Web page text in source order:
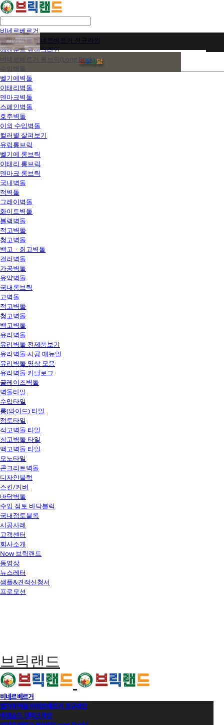
비네르베르거
벨기에벽돌 비네르베르거 정규라인
에겐순드 덴마크라인
비네르베르거 롱브릭(Long Brick)
수입벽돌
벨기에벽돌
이태리벽돌
덴마크벽돌
스페인벽돌
호주벽돌
이외 수입벽돌
컬러별 살펴보기
유럽롱브릭
벨기에 롱브릭
이태리 롱브릭
덴마크 롱브릭
국내벽돌
적벽돌
그레이벽돌
화이트벽돌
블랙벽돌
적고벽돌
청고벽돌
백고ㆍ회고벽돌
컬러벽돌
가공벽돌
유약벽돌
국내롱브릭
고벽돌
적고벽돌
청고벽돌
백고벽돌
유리벽돌
유리벽돌 전제품보기
유리벽돌 시공 매뉴얼
유리벽돌 영상 모음
유리벽돌 카달로그
글레이즈벽돌
벽돌타일
수입타일
롱(와이드) 타일
점토타일
적고벽돌 타일
청고벽돌 타일
백고벽돌 타일
모노타일
콘크리트벽돌
디자인블럭
스킨/커버
바닥벽돌
수입 점토 바닥블럭
국내점토블록
시공사례
고객센터
회사소개
Now 브릭랜드
동영상
뉴스레터
샘플&견적신청서
프로모션
브릭랜드
비네르베르거
벨기에벽돌 비네르베르거 정규라인
에겐순드 덴마크라인
전화상담